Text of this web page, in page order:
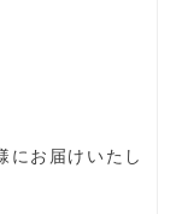
にお届けいたし